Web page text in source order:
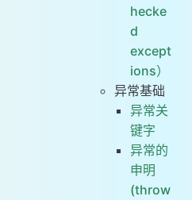
hecke
d
except
ions）
异常基础
异常关
键字
异常的
申明
(throw